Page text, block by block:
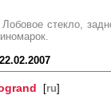
стекло,
22.02.2007
[ru]